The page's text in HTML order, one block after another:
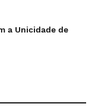
a Unicidade de